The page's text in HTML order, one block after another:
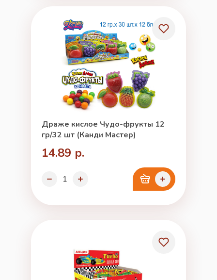
Драже кислое Чудо-фрукты 12
гр/32 шт (Канди Мастер)
14.89 р.